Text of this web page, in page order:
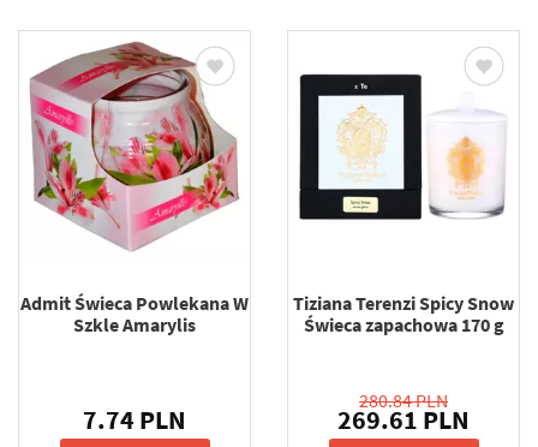
Admit Świeca Powlekana W
Szkle Amarylis
7.74 PLN
Tiziana Terenzi Spicy Snow
Świeca zapachowa 170 g
280.84 PLN
269.61 PLN